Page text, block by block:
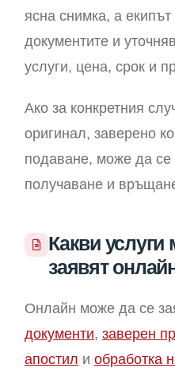
ясна снимка, а
документите и
услуги, цена, срок и
Ако за конкретния
оригинал, заверено
подаване, може да се
получаване и
Какви услуги
заявят
Онлайн може да се
документи, заверен
апостил и обработка